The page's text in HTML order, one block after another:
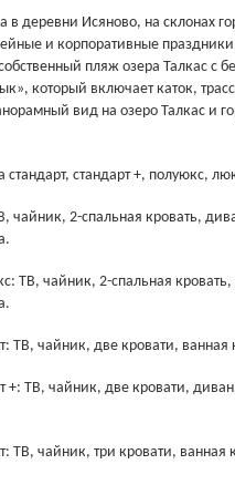
в деревни Исяново, на склонах
и корпоративные
пляж озера Талкас с
который включает каток,
вид на озеро Талкас и
стандарт +, полуюкс,
чайник, 2-спальная кровать,
ТВ, чайник, 2-спальная
ТВ, чайник, две кровати, ванная
+: ТВ, чайник, две кровати,
ТВ, чайник, три кровати, ванная